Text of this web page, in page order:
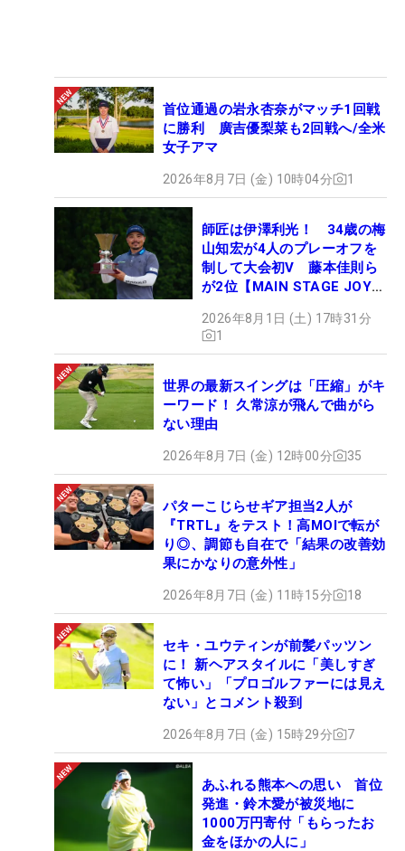
首位通過の岩永杏奈がマッチ1回戦
に勝利 廣吉優梨菜も2回戦へ/全米
女子アマ
2026年8月7日 (金) 10時04分 1
師匠は伊澤利光！ 34歳の梅
山知宏が4人のプレーオフを
制して大会初V 藤本佳則ら
が2位【MAIN STAGE JOYX
2026年8月1日 (土) 17時31分
1
世界の最新スイングは「圧縮」がキ
ーワード！ 久常涼が飛んで曲がら
ない理由
2026年8月7日 (金) 12時00分 35
パターこじらせギア担当2人が
『TRTL』をテスト！高MOIで転が
り◎、調節も自在で「結果の改善効
果にかなりの意外性」
2026年8月7日 (金) 11時15分 18
セキ・ユウティンが前髪パッツン
に！ 新ヘアスタイルに「美しすぎ
て怖い」「プロゴルファーには見え
ない」とコメント殺到
2026年8月7日 (金) 15時29分 7
あふれる熊本への思い 首位
発進・鈴木愛が被災地に
1000万円寄付「もらったお
金をほかの人に」